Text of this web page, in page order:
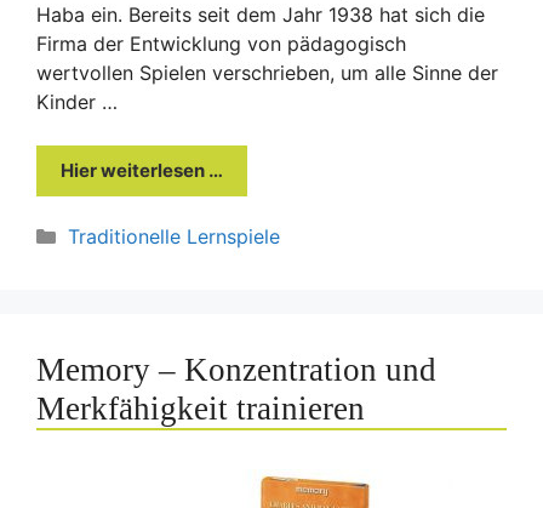
Haba ein. Bereits seit dem Jahr 1938 hat sich die
Firma der Entwicklung von pädagogisch
wertvollen Spielen verschrieben, um alle Sinne der
Kinder …
Hier weiterlesen …
Kategorien
Traditionelle Lernspiele
Memory – Konzentration und
Merkfähigkeit trainieren